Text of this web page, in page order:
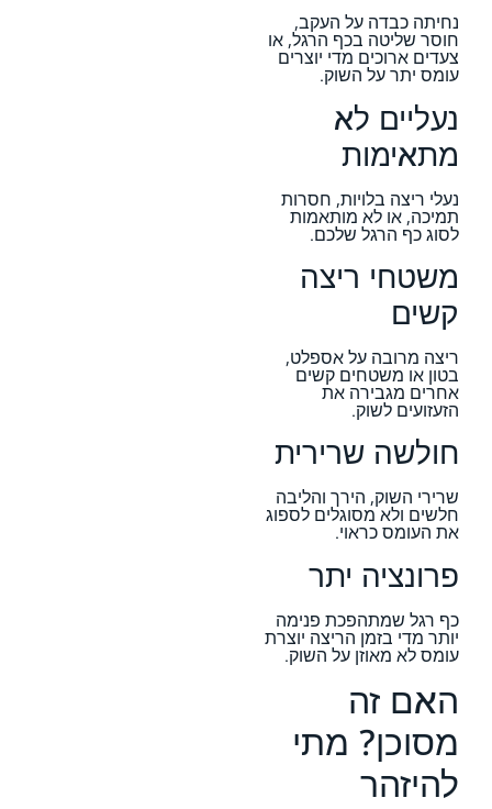
נחיתה כבדה על העקב,
חוסר שליטה בכף הרגל, או
צעדים ארוכים מדי יוצרים
עומס יתר על השוק.
נעליים לא
מתאימות
נעלי ריצה בלויות, חסרות
תמיכה, או לא מותאמות
לסוג כף הרגל שלכם.
משטחי ריצה
קשים
ריצה מרובה על אספלט,
בטון או משטחים קשים
אחרים מגבירה את
הזעזועים לשוק.
חולשה שרירית
שרירי השוק, הירך והליבה
חלשים ולא מסוגלים לספוג
את העומס כראוי.
פרונציה יתר
כף רגל שמתהפכת פנימה
יותר מדי בזמן הריצה יוצרת
עומס לא מאוזן על השוק.
האם זה
מסוכן? מתי
להיזהר